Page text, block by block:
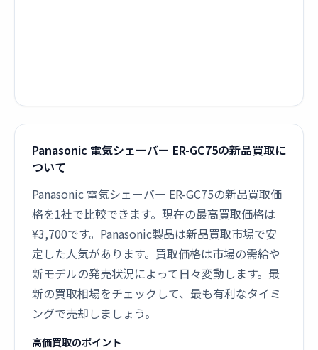
Panasonic 電気シェーバー ER-GC75の新品買取に
ついて
Panasonic 電気シェーバー ER-GC75の新品買取価
格を1社で比較できます。現在の最高買取価格は
¥3,700です。Panasonic製品は新品買取市場で安
定した人気があります。買取価格は市場の需給や
新モデルの発売状況によって日々変動します。最
新の買取相場をチェックして、最も有利なタイミ
ングで売却しましょう。
高価買取のポイント